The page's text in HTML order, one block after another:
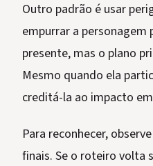
Outro padrão é usar
empurrar a personagem
presente, mas o plano
Mesmo quando ela
creditá-la ao impacto
Para reconhecer,
finais. Se o roteiro volta